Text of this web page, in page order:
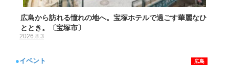
広島から訪れる憧れの地へ。宝塚ホテルで過ごす華麗なひ
ととき。〔宝塚市〕
2026.8.3
●イベント 広島